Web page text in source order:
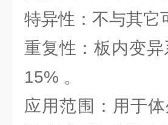
特异性：不与其它
重复性：板内变
15% 。
应用范围：用于